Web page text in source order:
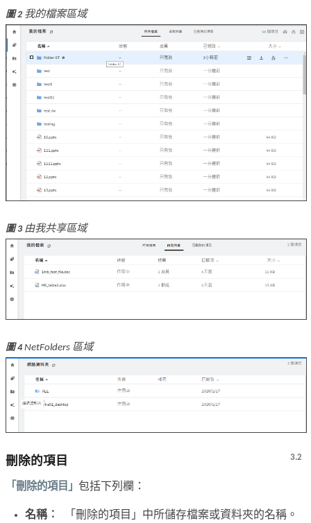
圖 2 我的檔案區域
圖 3 由我共享區域
圖 4 NetFolders 區域
3.2
刪除的項目
「刪除的項目」 包括下列欄：
名稱︰ 「刪除的項目」中所儲存檔案或資料夾的名稱。